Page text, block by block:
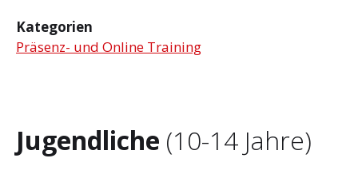
Kategorien
Präsenz- und Online Training
Jugendliche (10-14 Jahre)